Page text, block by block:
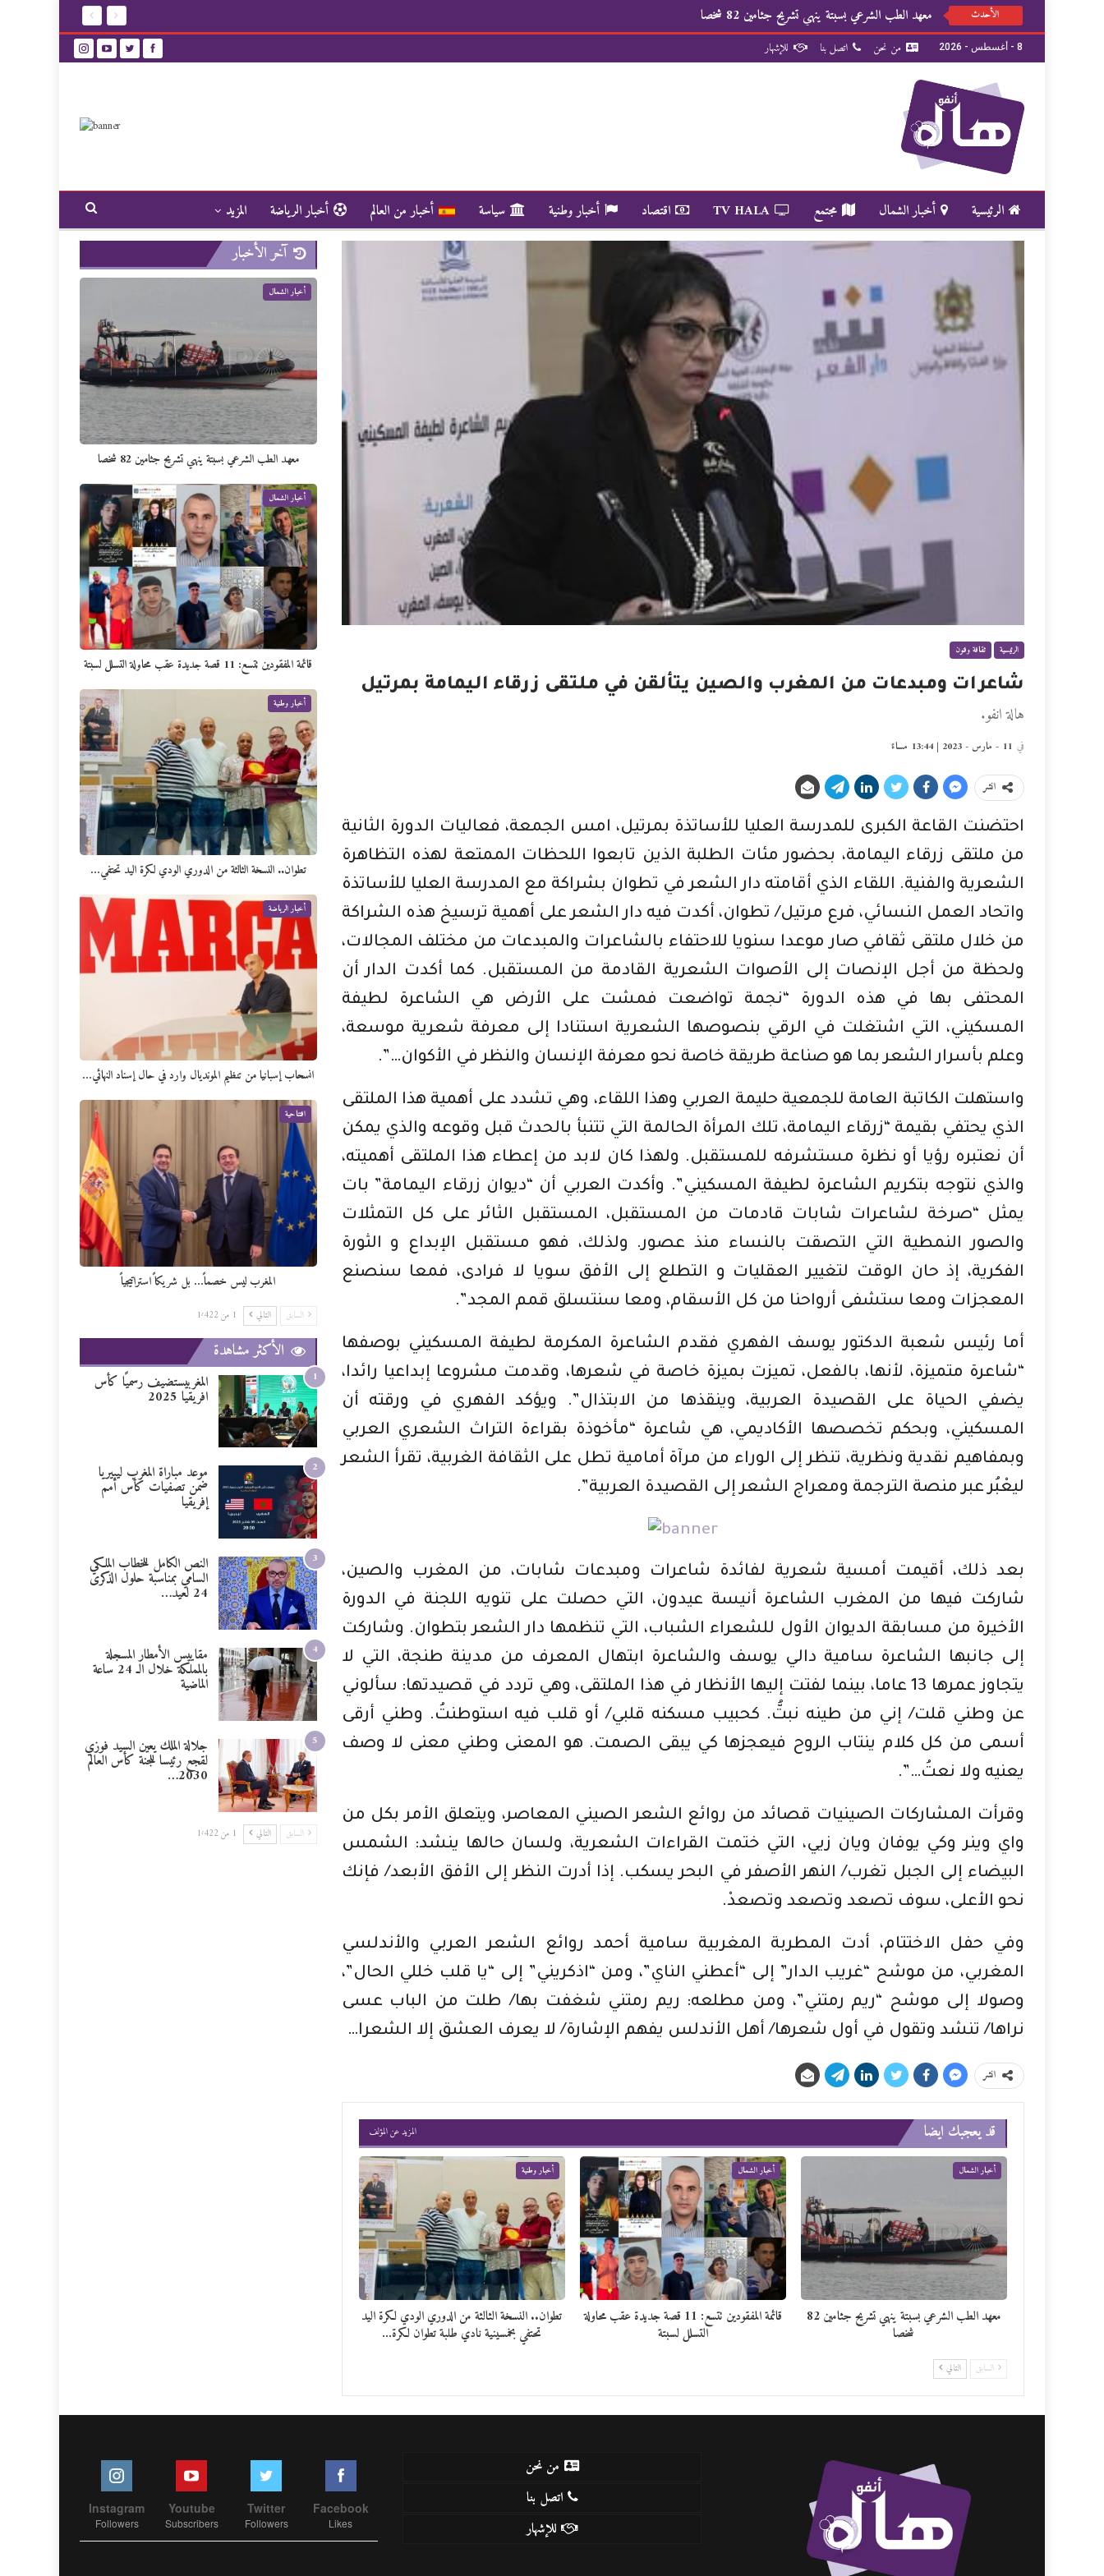
الأحدث معهد الطب الشرعي بسبتة ينهي تشريح جثامين 82 شخصا
8 - أغسطس - 2026 من نحن اتصل بنا للإشهار
الرئيسية أخبار الشمال مجتمع TV HALA اقتصاد أخبار وطنية سياسة أخبار من العالم أخبار الرياضة المزيد
الرئيسية ثقافة وفنون
شاعرات ومبدعات من المغرب والصين يتألقن في ملتقى زرقاء اليمامة بمرتيل
هالة انفو.
في 11 - مارس - 2023 | 13:44 مساءً
انشر
احتضنت القاعة الكبرى للمدرسة العليا للأساتذة بمرتيل، امس الجمعة، فعاليات الدورة الثانية
من ملتقى زرقاء اليمامة، بحضور مئات الطلبة الذين تابعوا اللحظات الممتعة لهذه التظاهرة
الشعرية والفنية. اللقاء الذي أقامته دار الشعر في تطوان بشراكة مع المدرسة العليا للأساتذة
واتحاد العمل النسائي، فرع مرتيل/ تطوان، أكدت فيه دار الشعر على أهمية ترسيخ هذه الشراكة
من خلال ملتقى ثقافي صار موعدا سنويا للاحتفاء بالشاعرات والمبدعات من مختلف المجالات،
ولحظة من أجل الإنصات إلى الأصوات الشعرية القادمة من المستقبل. كما أكدت الدار أن
المحتفى بها في هذه الدورة “نجمة تواضعت فمشت على الأرض هي الشاعرة لطيفة
المسكيني، التي اشتغلت في الرقي بنصوصها الشعرية استنادا إلى معرفة شعرية موسعة،
وعلم بأسرار الشعر بما هو صناعة طريقة خاصة نحو معرفة الإنسان والنظر في الأكوان…”.
واستهلت الكاتبة العامة للجمعية حليمة العربي وهذا اللقاء، وهي تشدد على أهمية هذا الملتقى
الذي يحتفي بقيمة “زرقاء اليمامة، تلك المرأة الحالمة التي تتنبأ بالحدث قبل وقوعه والذي يمكن
أن نعتبره رؤيا أو نظرة مستشرفه للمستقبل. ولهذا كان لابد من إعطاء هذا الملتقى أهميته،
والذي نتوجه بتكريم الشاعرة لطيفة المسكيني”. وأكدت العربي أن “ديوان زرقاء اليمامة” بات
يمثل “صرخة لشاعرات شابات قادمات من المستقبل، المستقبل الثائر على كل التمثلات
والصور النمطية التي التصقت بالنساء منذ عصور. ولذلك، فهو مستقبل الإبداع و الثورة
الفكرية، إذ حان الوقت لتغيير العقليات و التطلع إلى الأفق سويا لا فرادى، فمعا سنصنع
المعجزات ومعا ستشفى أرواحنا من كل الأسقام، ومعا سنتسلق قمم المجد”.
أما رئيس شعبة الدكتور يوسف الفهري فقدم الشاعرة المكرمة لطيفة المسكيني بوصفها
“شاعرة متميزة، لأنها، بالفعل، تميزت بميزة خاصة في شعرها، وقدمت مشروعا إبداعيا رائدا،
يضفي الحياة على القصيدة العربية، وينقذها من الابتذال”. ويؤكد الفهري في ورقته أن
المسكيني، وبحكم تخصصها الأكاديمي، هي شاعرة “مأخوذة بقراءة التراث الشعري العربي
وبمفاهيم نقدية ونظرية، تنظر إلى الوراء من مرآة أمامية تطل على الثقافة الغربية، تقرأ الشعر
ليعْبُر عبر منصة الترجمة ومعراج الشعر إلى القصيدة العربية”.
بعد ذلك، أقيمت أمسية شعرية لفائدة شاعرات ومبدعات شابات، من المغرب والصين،
شاركت فيها من المغرب الشاعرة أنيسة عيدون، التي حصلت على تنويه اللجنة في الدورة
الأخيرة من مسابقة الديوان الأول للشعراء الشباب، التي تنظمها دار الشعر بتطوان. وشاركت
إلى جانبها الشاعرة سامية دالي يوسف والشاعرة ابتهال المعرف من مدينة طنجة، التي لا
يتجاوز عمرها 13 عاما، بينما لفتت إليها الأنظار في هذا الملتقى، وهي تردد في قصيدتها: سألوني
عن وطني قلت/ إني من طينه نبتُّ. كحبيب مسكنه قلبي/ أو قلب فيه استوطنتُ. وطني أرقى
أسمى من كل كلام ينتاب الروح فيعجزها كي يبقى الصمت. هو المعنى وطني معنى لا وصف
يعنيه ولا نعتُ…”.
وقرأت المشاركات الصينيات قصائد من روائع الشعر الصيني المعاصر، ويتعلق الأمر بكل من
واي وينر وكي يوفان ويان زيي، التي ختمت القراءات الشعرية، ولسان حالها ينشد: الشمس
البيضاء إلى الجبل تغرب/ النهر الأصفر في البحر يسكب. إذا أدرت النظر إلى الأفق الأبعد/ فإنك
نحو الأعلى، سوف تصعد وتصعد وتصعدْ.
وفي حفل الاختتام، أدت المطربة المغربية سامية أحمد روائع الشعر العربي والأندلسي
المغربي، من موشح “غريب الدار” إلى “أعطني الناي”، ومن “اذكريني” إلى “يا قلب خللي الحال”،
وصولا إلى موشح “ريم رمتني”، ومن مطلعه: ريم رمتني شغفت بها/ طلت من الباب عسى
نراها/ تنشد وتقول في أول شعرها/ أهل الأندلس يفهم الإشارة/ لا يعرف العشق إلا الشعرا…
انشر
قد يعجبك ايضا المزيد عن المؤلف
أخبار الشمال
معهد الطب الشرعي بسبتة ينهي تشريح جثامين 82
شخصا
أخبار الشمال
قائمة المفقودين تتسع: 11 قصة جديدة عقب محاولة
التسلل لسبتة
أخبار وطنية
تطوان.. النسخة الثالثة من الدوري الودي لكرة اليد
تحتفي بخمسينية نادي طلبة تطوان لكرة…
السابق التالي
آخر الأخبار
أخبار الشمال
معهد الطب الشرعي بسبتة ينهي تشريح جثامين 82 شخصا
أخبار الشمال
قائمة المفقودين تتسع: 11 قصة جديدة عقب محاولة التسلل لسبتة
أخبار وطنية
تطوان.. النسخة الثالثة من الدوري الودي لكرة اليد تحتفي…
أخبار الرياضة
انسحاب إسبانيا من تنظيم المونديال وارد في حال إسناد النهائي…
افتتاحية
المغرب ليس خصماً… بل شريكاً استراتيجياً
السابق التالي 1 من 1٬422
الأكثر مشاهدة
1 المغربيستضيف رسميًا كأس
افريقيا 2025
2 موعد مباراة المغرب ليبيريا
ضمن تصفيات كأس أمم
إفريقيا
3 النص الكامل للخطاب الملكي
السامي بمناسبة حلول الذكرى
24 لعيد…
4 مقاييس الأمطار المسجلة
بالمملكة خلال الـ 24 ساعة
الماضية
5 جلالة الملك يعين السيد فوزي
لقجع رئيسا للجنة كأس العالم
2030…
السابق التالي 1 من 1٬422
من نحن
اتصل بنا
للإشهار
Facebook
Likes
Twitter
Followers
Youtube
Subscribers
Instagram
Followers